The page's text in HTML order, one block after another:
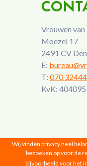
Vrouwen van
Moezel 17
2491 CV
E:
T: 070
KvK:
Vrouwen van
Wij vinden privacy heel
bezoeken op voor de
bijvoorbeeld voor het